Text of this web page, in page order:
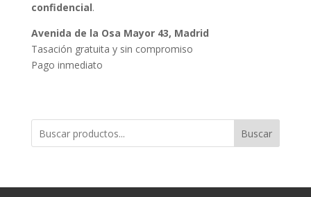
confidencial.
Avenida de la Osa Mayor 43, Madrid
Tasación gratuita y sin compromiso
Pago inmediato
Buscar